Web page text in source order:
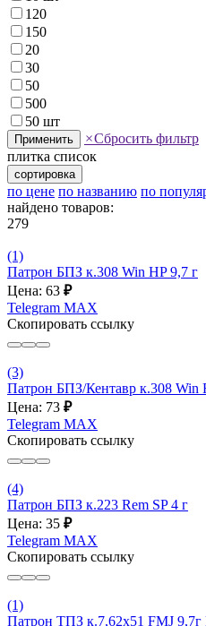
120
150
20
30
50
500
50 шт
Применить ×Сбросить фильтр
плитка список
сортировка
по цене по названию по
найдено товаров:
279
(1)
Патрон БПЗ к.308 Win HP 9,7 г
Цена: 63 ₽
Telegram MAX
Скопировать ссылку
(3)
Патрон БПЗ/Кентавр к.308 Win
Цена: 73 ₽
Telegram MAX
Скопировать ссылку
(4)
Патрон БПЗ к.223 Rem SP 4 г
Цена: 35 ₽
Telegram MAX
Скопировать ссылку
(1)
Патрон ТПЗ к.7,62х51 FMJ 9,7г